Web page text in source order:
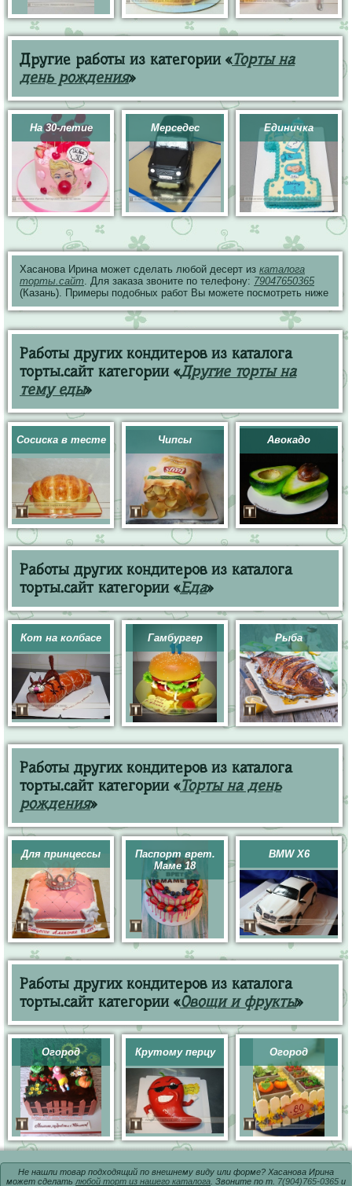
Другие работы из категории «Торты на
день рождения»
На 30-летие Мерседес Единичка
Хасанова Ирина может сделать любой десерт из каталога
торты.сайт. Для заказа звоните по телефону: 79047650365
(Казань). Примеры подобных работ Вы можете посмотреть ниже
Работы других кондитеров из каталога
торты.сайт категории «Другие торты на
тему еды»
Сосиска в тесте Чипсы Авокадо
Работы других кондитеров из каталога
торты.сайт категории «Еда»
Кот на колбасе Гамбургер Рыба
Работы других кондитеров из каталога
торты.сайт категории «Торты на день
рождения»
Для принцессы
Паспорт врет.
Маме 18
BMW X6
Работы других кондитеров из каталога
торты.сайт категории «Овощи и фрукты»
Огород Крутому перцу Огород
Не нашли товар подходящий по внешнему виду или форме? Хасанова Ирина
может сделать любой торт из нашего каталога . Звоните по т. 7(904)765-0365 и